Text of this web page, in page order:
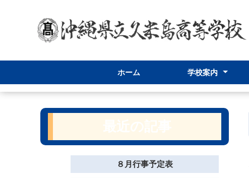
ホーム 学校案内
学校長あいさつ
学校パンフレット
スクールポリシー
学校案内
８月行事予定表